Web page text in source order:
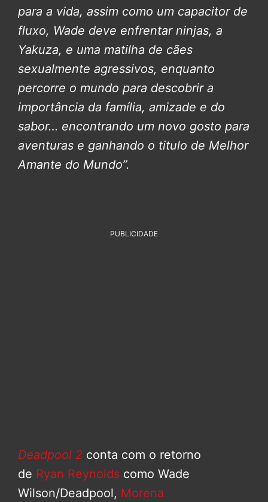
para a vida, assim como um capacitor de
fluxo, Wade deve enfrentar ninjas, a
Yakuza, e uma matilha de cães
sexualmente agressivos, enquanto
percorre o mundo para descobrir a
importância da família, amizade e do
sabor… encontrando um novo gosto para
aventuras e ganhando o titulo de Melhor
Amante do Mundo”.
PUBLICIDADE
Deadpool 2 conta com o retorno
de Ryan Reynolds como Wade
Wilson/Deadpool, Morena